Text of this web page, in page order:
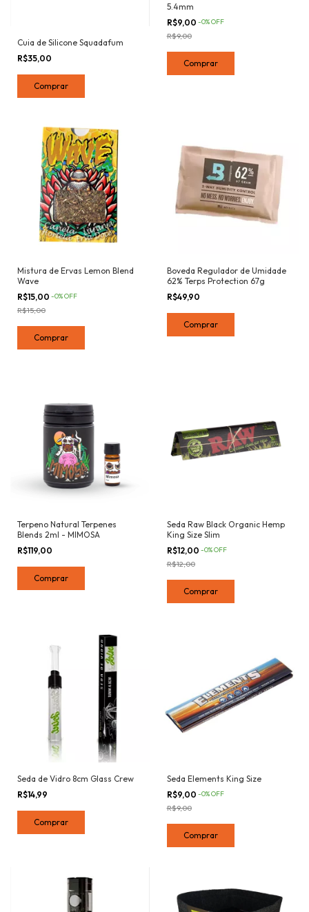
Cuia de Silicone Squadafum
R$35,00
Comprar
5.4mm
R$9,00 -0%OFF
R$9,00
Mistura de Ervas Lemon Blend
Wave
R$15,00 -0%OFF
R$15,00
Boveda Regulador de Umidade
62% Terps Protection 67g
R$49,90
Terpeno Natural Terpenes
Blends 2ml - MIMOSA
R$119,00
Seda Raw Black Organic Hemp
King Size Slim
R$12,00 -0%OFF
R$12,00
Seda de Vidro 8cm Glass Crew
R$14,99
Seda Elements King Size
R$9,00 -0%OFF
R$9,00